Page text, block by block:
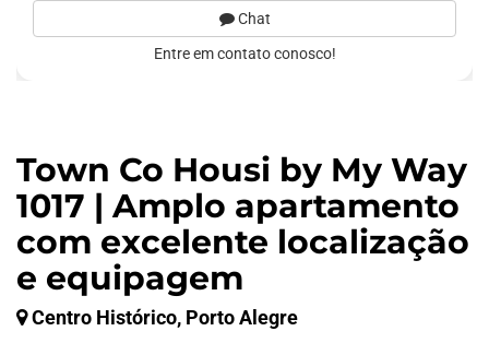
Town Co Housi by My Way
1017 | Amplo apartamento
com excelente localização
e equipagem
Centro Histórico, Porto Alegre
Chat
Entre em contato conosco!